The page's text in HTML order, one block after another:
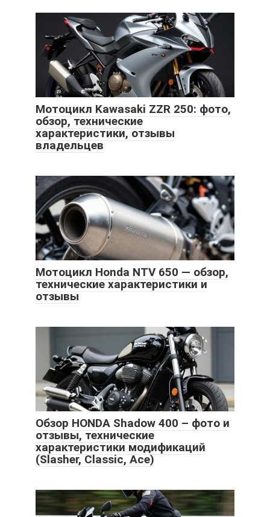
Мотоцикл Kawasaki ZZR 250: фото,
обзор, технические
характеристики, отзывы
владельцев
Мотоцикл Honda NTV 650 — обзор,
технические характеристики и
отзывы
Обзор HONDA Shadow 400 – фото и
отзывы, технические
характеристики модификаций
(Slasher, Classic, Ace)